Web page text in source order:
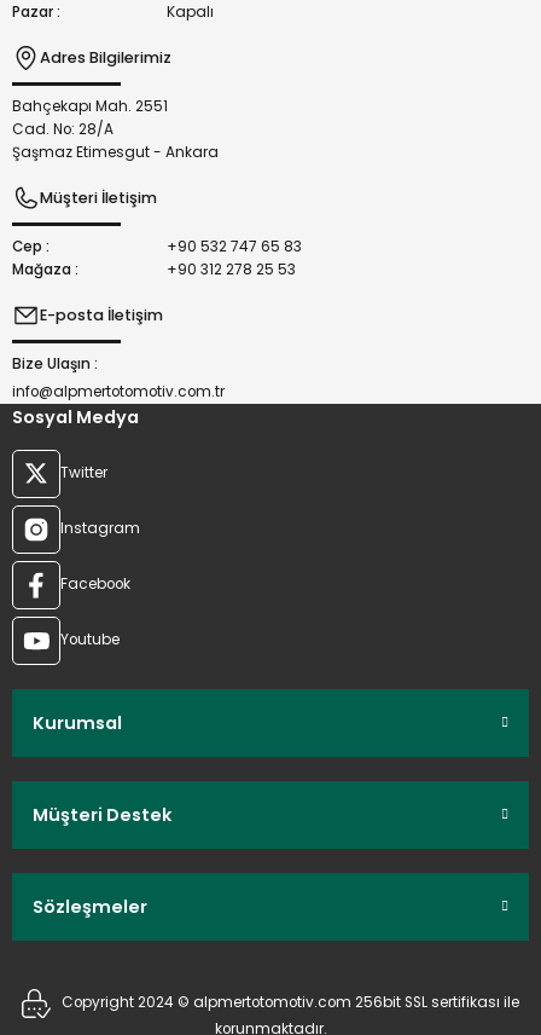
Pazar :
Kapalı
Adres Bilgilerimiz
Bahçekapı Mah. 2551
Cad. No: 28/A
Şaşmaz Etimesgut - Ankara
Müşteri İletişim
Cep :
+90 532 747 65 83
Mağaza :
+90 312 278 25 53
E-posta İletişim
Bize Ulaşın :
info@alpmertotomotiv.com.tr
Sosyal Medya
Twitter
Instagram
Facebook
Youtube
Kurumsal
Müşteri Destek
Sözleşmeler
Copyright 2024 © alpmertotomotiv.com 256bit SSL sertifikası ile
korunmaktadır.